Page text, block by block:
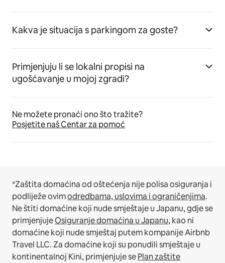
Kakva je situacija s parkingom za goste?
Primjenjuju li se lokalni propisi na
ugošćavanje u mojoj zgradi?
Ne možete pronaći ono što tražite?
Posjetite naš Centar za pomoć
*Zaštita domaćina od oštećenja nije polisa osiguranja i
podliježe ovimodredbama, uslovima i ograničenjima.
Ne štiti domaćine koji nude smještaje u Japanu, gdje se
primjenjujeOsiguranje domaćina u Japanu, kao ni
domaćine koji nude smještaj putem kompanije Airbnb
Travel LLC.Za domaćine koji su ponudili smještaje u
kontinentalnoj Kini, primjenjuje sePlan zaštite